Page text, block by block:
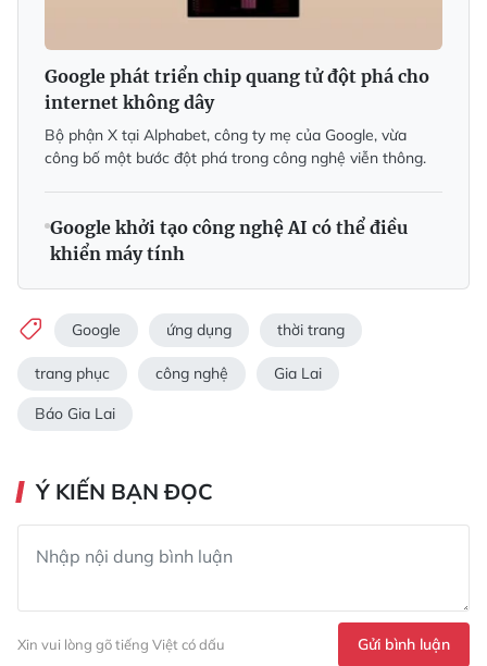
Google phát triển chip quang tử đột phá cho
internet không dây
Bộ phận X tại Alphabet, công ty mẹ của Google, vừa
công bố một bước đột phá trong công nghệ viễn thông.
Google khởi tạo công nghệ AI có thể điều
khiển máy tính
Google ứng dụng thời trang
trang phục công nghệ Gia Lai
Báo Gia Lai
Ý KIẾN BẠN ĐỌC
Xin vui lòng gõ tiếng Việt có dấu Gửi bình luận